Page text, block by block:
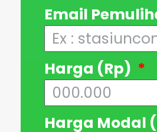
Email
Harga (Rp)
Harga Modal